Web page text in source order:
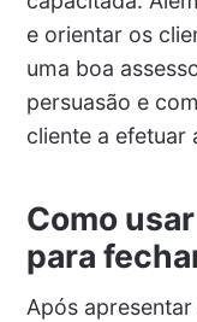
e orientar os
uma boa
persuasão e
cliente a efetuar
Como
para
Após